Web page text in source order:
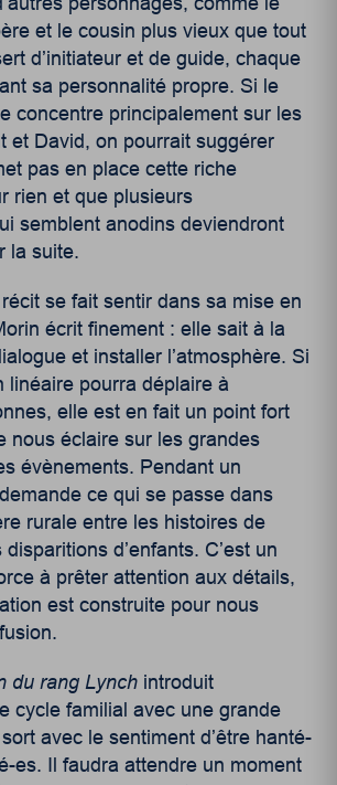
et le cousin plus vieux que tout
d’initiateur et de guide, chaque
sa personnalité propre. Si le
concentre principalement sur les
et David, on pourrait suggérer
pas en place cette riche
rien et que plusieurs
semblent anodins deviendront
la suite.
se fait sentir dans sa mise en
écrit finement : elle sait à la
et installer l’atmosphère. Si
linéaire pourra déplaire à
elle est en fait un point fort
nous éclaire sur les grandes
évènements. Pendant un
ce qui se passe dans
rurale entre les histoires de
d’enfants. C’est un
à prêter attention aux détails,
est construite pour nous
du rang Lynch introduit
cycle familial avec une grande
avec le sentiment d’être hanté-
es. Il faudra attendre un moment